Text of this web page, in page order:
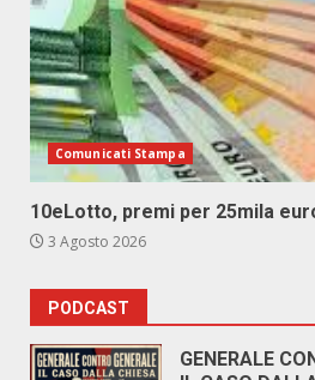
Comunicati Stampa
10eLotto, premi per 25mila
3 Agosto 2026
PODCAST
GENERALE